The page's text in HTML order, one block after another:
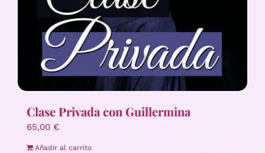
Clase Privada con Guillermina
65,00 €
Añadir al carrito